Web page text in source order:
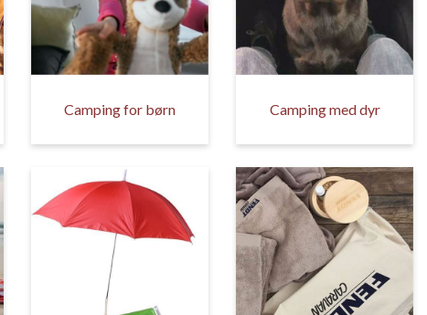
Camping for børn Camping med dyr